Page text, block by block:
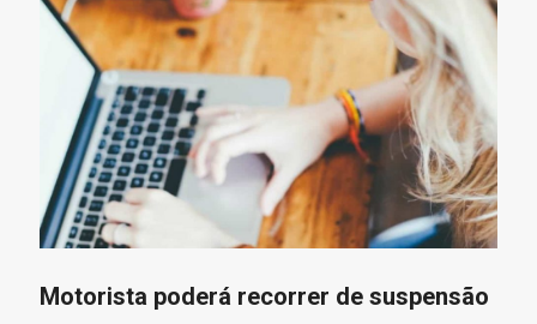
Motorista poderá recorrer de suspensão